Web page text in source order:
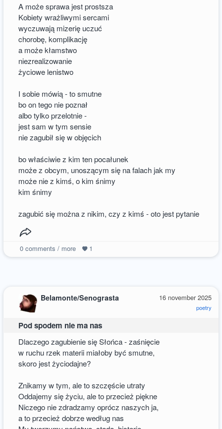
A może sprawa jest prostsza
Kobiety wrażliwymi sercami
wyczuwają mizerię uczuć
chorobę, komplikację
a może kłamstwo
niezrealizowanie
życiowe lenistwo
I sobie mówią - to smutne
bo on tego nie poznał
albo tylko przelotnie -
jest sam w tym sensie
nie zagubił się w objęcich
bo właściwie z kim ten pocałunek
może z obcym, unoszącym się na falach jak my
może nie z kimś, o kim śnimy
kim śnimy
zagubić się można z nikim, czy z kimś - oto jest pytanie
0comments / more 1
16 november 2025
poetry
Belamonte/Senograsta
Pod spodem nie ma nas
Dlaczego zagubienie się Słońca - zaśnięcie
w ruchu rzek materii miałoby być smutne,
skoro jest życiodajne?
Znikamy w tym, ale to szczęście utraty
Oddajemy się życiu, ale to przecież piękne
Niczego nie zdradzamy oprócz naszych ja,
a to przecież dobrze według nas